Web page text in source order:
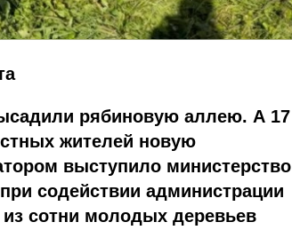
рябиновую аллею. А 17
жителей новую
выступило министерство
содействии администрации
сотни молодых деревьев